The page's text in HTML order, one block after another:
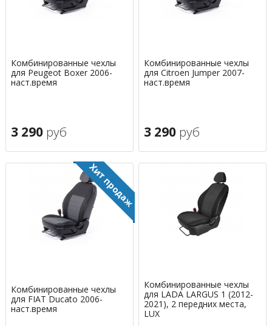
Комбинированные чехлы
для Peugeot Boxer 2006-
наст.время
3 290 руб
Комбинированные чехлы
для Citroen Jumper 2007-
наст.время
3 290 руб
Комбинированные чехлы
для FIAT Ducato 2006-
наст.время
Комбинированные чехлы
для LADA LARGUS 1 (2012-
2021), 2 передних места,
LUX